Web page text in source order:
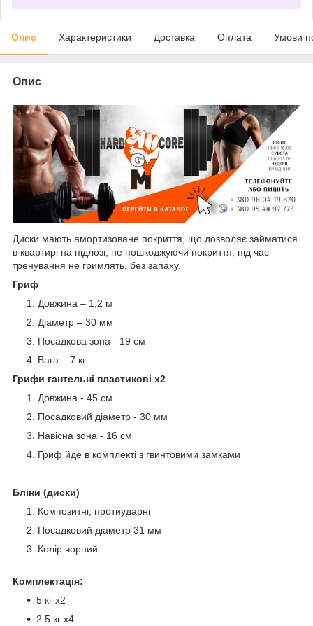
Опис Характеристики Доставка Оплата Умови
Опис
Диски мають амортизоване покриття, що дозволяє займатися
в квартирі на підлозі, не пошкоджуючи покриття, під час
тренування не гримлять, без запаху.
Гриф
Довжина – 1,2 м
Діаметр – 30 мм
Посадкова зона - 19 см
Вага – 7 кг
Грифи гантельні пластикові х2
Довжина - 45 см
Посадковий діаметр - 30 мм
Навісна зона - 16 см
Гриф йде в комплекті з гвинтовими замками
Бліни (диски)
Композитні, протиударні
Посадковий діаметр 31 мм
Колір чорний
Комплектація:
5 кг х2
2.5 кг х4